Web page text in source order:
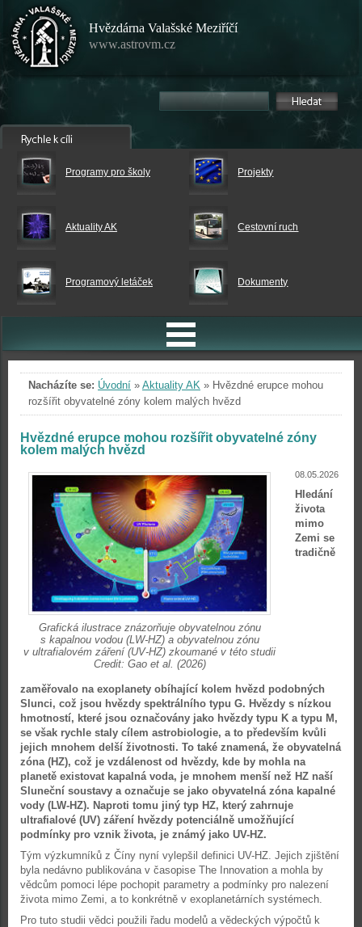
Hvězdárna Valašské Meziříčí
www.astrovm.cz
Programy pro školy Projekty
Aktuality AK Cestovní ruch
Programový letáček Dokumenty
Nacházíte se: Úvodní » Aktuality AK » Hvězdné erupce mohou
rozšířit obyvatelné zóny kolem malých hvězd
Hvězdné erupce mohou rozšířit obyvatelné zóny
kolem malých hvězd
08.05.2026
Grafická ilustrace znázorňuje obyvatelnou zónu
s kapalnou vodou (LW-HZ) a obyvatelnou zónu
v ultrafialovém záření (UV-HZ) zkoumané v této studii
Credit: Gao et al. (2026)
Hledání
života
mimo
Zemi se
tradičně
zaměřovalo na exoplanety obíhající kolem hvězd podobných
Slunci, což jsou hvězdy spektrálního typu G. Hvězdy s nízkou
hmotností, které jsou označovány jako hvězdy typu K a typu M,
se však rychle staly cílem astrobiologie, a to především kvůli
jejich mnohem delší životnosti. To také znamená, že obyvatelná
zóna (HZ), což je vzdálenost od hvězdy, kde by mohla na
planetě existovat kapalná voda, je mnohem menší než HZ naší
Sluneční soustavy a označuje se jako obyvatelná zóna kapalné
vody (LW-HZ). Naproti tomu jiný typ HZ, který zahrnuje
ultrafialové (UV) záření hvězdy potenciálně umožňující
podmínky pro vznik života, je známý jako UV-HZ.
Tým výzkumníků z Číny nyní vylepšil definici UV-HZ. Jejich zjištění
byla nedávno publikována v časopise The Innovation a mohla by
vědcům pomoci lépe pochopit parametry a podmínky pro nalezení
života mimo Zemi, a to konkrétně v exoplanetárních systémech.
Pro tuto studii vědci použili řadu modelů a vědeckých výpočtů k